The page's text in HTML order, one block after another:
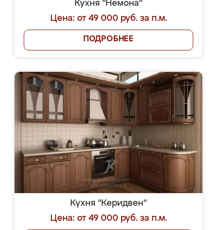
Кухня "Немона"
Цена: от 49 000 руб. за п.м.
ПОДРОБНЕЕ
Кухня "Керидвен"
Цена: от 49 000 руб. за п.м.